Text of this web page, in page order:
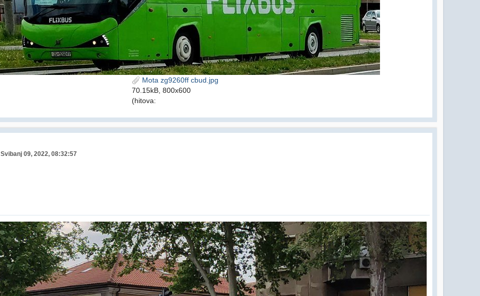
Mota zg9260ff cbud.jpg
70.15kB, 800x600
(hitova:
Svibanj 09, 2022, 08:32:57